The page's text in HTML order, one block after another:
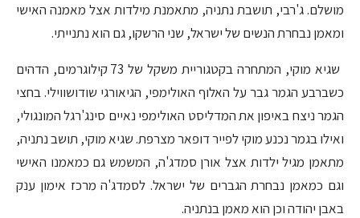
מושלם. ג'רבי, תושבת נתניה, מתאמנת מילדות אצל מאמנה האישי
ומאמן נבחרת הנשים של ישראל, שני הרשקו, גם הוא נתנייתי.
שגיא מוקי, המתחרה בקטגוריית משקל של 73 קילוגרמים, הדהים
כשברבע הגמר גבר על האלוף האולימפי, הגיאורגי שודושווילי. בחצי
הגמר ניצח באיפון את המדליסט האולימפי נאיים סינג'רגל המונגולי,
ואילו בגמר נכנע מוקי לפייר דופאר מצרפת. שגיא מוקי, תושב נתניה,
מתאמן מגיל ילדות אצל אורן סמדג'ה, המשמש גם כמאמנו האישי
וגם כמאמן נבחרת הגברים של ישראל. לסמדג'ה מרכז אימון ענק
באבן יהודה וכן הוא מאמן בנתניה.